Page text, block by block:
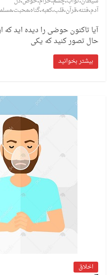
آدم،فتنه،قرآن،قلب،کعبه،گناه،محبت،
آیا تاکنون حوضی را دیده اید که
حال تصور کنید که یکی
بیشتر بخوانید
اخلاق